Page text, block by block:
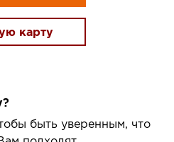
карту
быть уверенным, что